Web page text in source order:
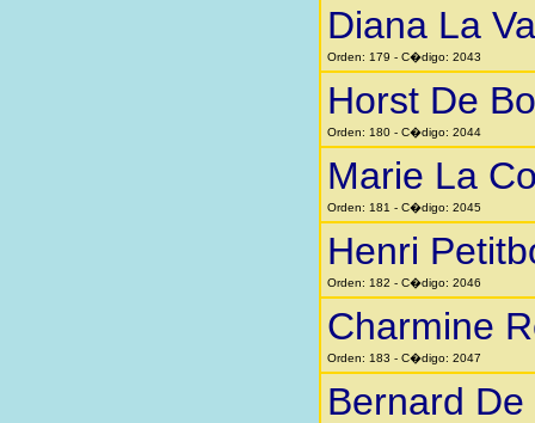
Diana La
Orden: 179 - C�digo: 2043
Horst De
Orden: 180 - C�digo: 2044
Marie La
Orden: 181 - C�digo: 2045
Henri
Orden: 182 - C�digo: 2046
Charmine
Orden: 183 - C�digo: 2047
Bernard De